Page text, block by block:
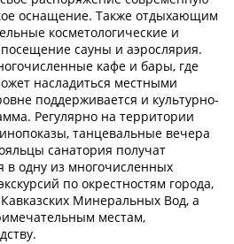
оснащение. Также отдыхающим
косметологические и
сауны и аэрослярия.
кафе и бары, где
насладиться местными
поддерживается и культурно-
Регулярно на территории
танцевальные вечера
санатория получат
в одну из многочисленных
по окрестностям города,
Минеральных Вод, а
местам,